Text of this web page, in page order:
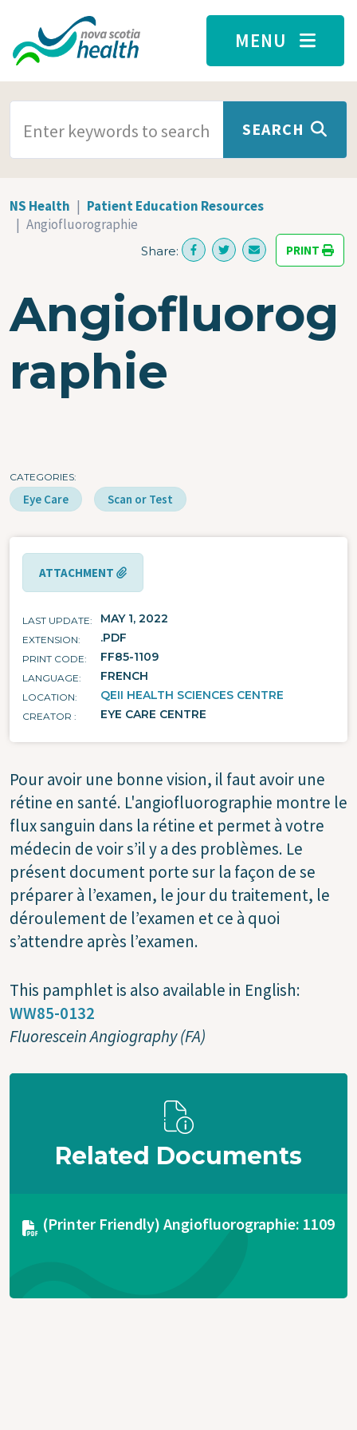
Skip to main content
MENU
SEARCH
NS Health
Patient Education Resources
Angiofluorographie
Share: PRINT
Angiofluorog
raphie
CATEGORIES
Eye Care Scan or Test
ATTACHMENT
LAST UPDATE MAY 1, 2022
EXTENSION .PDF
PRINT CODE FF85-1109
LANGUAGE FRENCH
LOCATION QEII HEALTH SCIENCES CENTRE
CREATOR EYE CARE CENTRE
Pour avoir une bonne vision, il faut avoir une
rétine en santé. L'angiofluorographie montre le
flux sanguin dans la rétine et permet à votre
médecin de voir s’il y a des problèmes. Le
présent document porte sur la façon de se
préparer à l’examen, le jour du traitement, le
déroulement de l’examen et ce à quoi
s’attendre après l’examen.
This pamphlet is also available in English:
WW85-0132
Fluorescein Angiography (FA)
Related Documents
Document
(Printer Friendly) Angiofluorographie: 1109